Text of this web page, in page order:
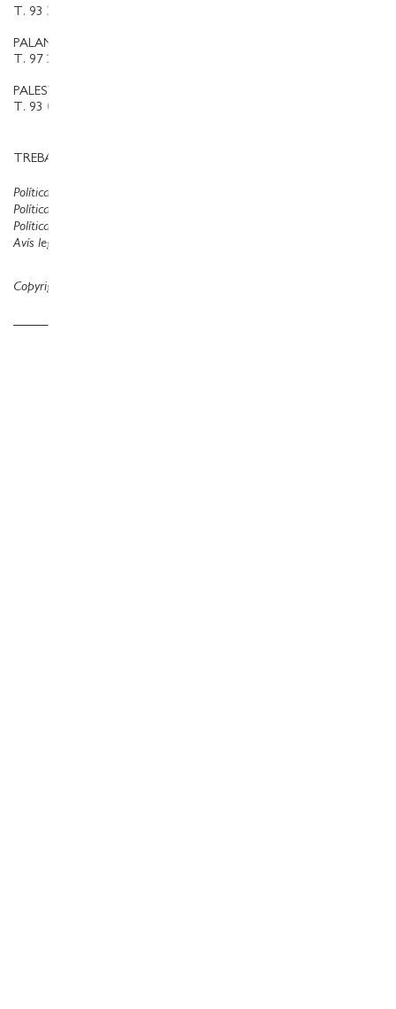
T. 93 384 08 09
PALAMOS@LLIBRERIAFINESTRES.COM
T. 97 213 18 70
PALESTINA@LLIBRERIAFINESTRES.COM
T. 93 090 33 00
TREBALLA AMB NOSALTRES
Política de privacitat
Política de cookies
Avís legal
Política de compres
Copyright © Finestres